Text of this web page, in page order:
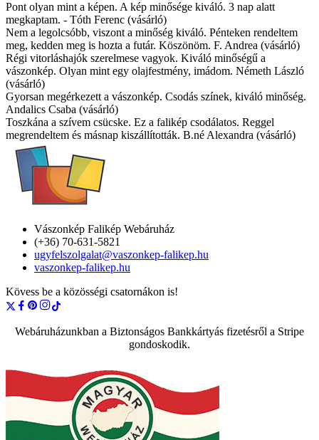
Pont olyan mint a képen. A kép minősége kiváló. 3 nap alatt
megkaptam. - Tóth Ferenc (vásárló)
Nem a legolcsóbb, viszont a minőség kiváló. Pénteken rendeltem
meg, kedden meg is hozta a futár. Köszönöm. F. Andrea (vásárló)
Régi vitorláshajók szerelmese vagyok. Kiváló minőségű a
vászonkép. Olyan mint egy olajfestmény, imádom. Németh László
(vásárló)
Gyorsan megérkezett a vászonkép. Csodás színek, kiváló minőség.
Andalics Csaba (vásárló)
Toszkána a szívem csücske. Ez a falikép csodálatos. Reggel
megrendeltem és másnap kiszállították. B.né Alexandra (vásárló)
Vászonkép Falikép Webáruház
(+36) 70-631-5821
ugyfelszolgalat@vaszonkep-falikep.hu
vaszonkep-falikep.hu
Kövess be a közösségi csatornákon is!
Webáruházunkban a Biztonságos Bankkártyás fizetésről a Stripe
gondoskodik.